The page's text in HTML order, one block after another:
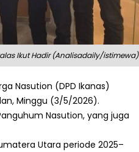
Ikut Hadir (Analisadaily/istimewa)
Nasution (DPD Ikanas)
Minggu (3/5/2026).
Nasution, yang juga
Utara periode 2025–